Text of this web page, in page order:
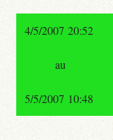
4/5/2007 20:52
au
5/5/2007 10:48